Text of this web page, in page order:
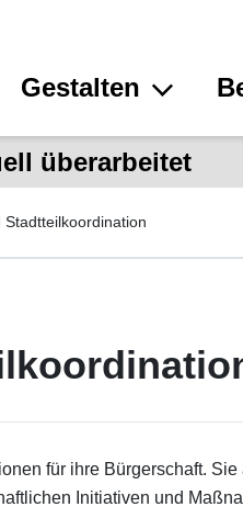
Gestalten
überarbeitet
für ihre Bürgerschaft.
Initiativen und